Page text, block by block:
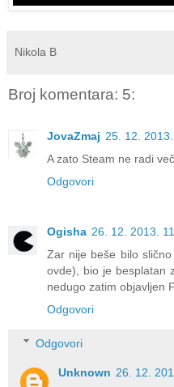
Nikola B
Broj komentara: 5:
JovaZmaj 25. 12.
A zato Steam ne radi
Odgovori
Ogisha 26. 12. 2013.
Zar nije beše bilo
ovde), bio je besplatan
nedugo zatim objavljen
Odgovori
Odgovori
Unknown 26. 12.